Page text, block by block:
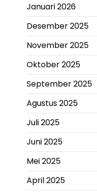
Januari 2026
Desember 2025
November 2025
Oktober 2025
September 2025
Agustus 2025
Juli 2025
Juni 2025
Mei 2025
April 2025